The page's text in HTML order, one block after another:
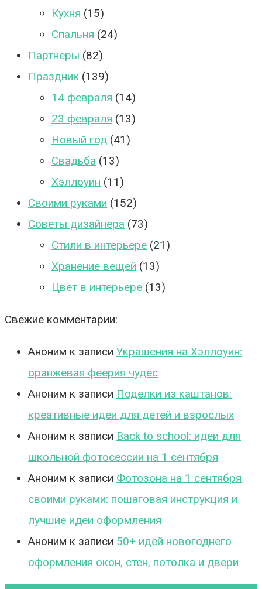
Кухня (15)
Спальня (24)
Партнеры (82)
Праздник (139)
14 февраля (14)
23 февраля (13)
Новый год (41)
Свадьба (13)
Хэллоуин (11)
Своими руками (152)
Советы дизайнера (73)
Стили в интерьере (21)
Хранение вещей (13)
Цвет в интерьере (13)
Свежие комментарии:
Аноним к записи Украшения на Хэллоуин:
оранжевая феерия чудес
Аноним к записи Поделки из каштанов:
креативные идеи для детей и взрослых
Аноним к записи Back to school: идеи для
школьной фотосессии на 1 сентября
Аноним к записи Фотозона на 1 сентября
своими руками: пошаговая инструкция и
лучшие идеи оформления
Аноним к записи 50+ идей новогоднего
оформления окон, стен, потолка и двери